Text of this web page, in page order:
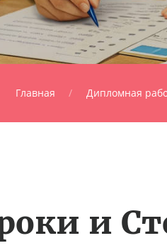
Главная Дипломная
и